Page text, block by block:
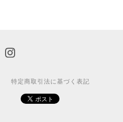
特定商取引法に基づく表記